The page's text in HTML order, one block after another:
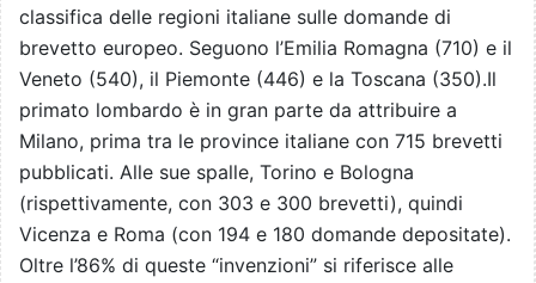
classifica delle regioni italiane sulle domande di
brevetto europeo. Seguono l’Emilia Romagna (710) e il
Veneto (540), il Piemonte (446) e la Toscana (350).Il
primato lombardo è in gran parte da attribuire a
Milano, prima tra le province italiane con 715 brevetti
pubblicati. Alle sue spalle, Torino e Bologna
(rispettivamente, con 303 e 300 brevetti), quindi
Vicenza e Roma (con 194 e 180 domande depositate).
Oltre l’86% di queste “invenzioni” si riferisce alle